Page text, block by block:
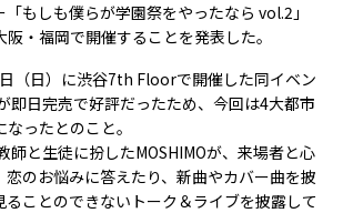
もしも僕らが学園祭をやったなら vol.2」
・福岡で開催することを発表した。
（日）に渋谷7th Floorで開催した同イベン
即日完売で好評だったため、今回は4大都市
ったとのこと。
師と生徒に扮したMOSHIMOが、来場者と心
のお悩みに答えたり、新曲やカバー曲を披
ることのできないトーク＆ライブを披露して